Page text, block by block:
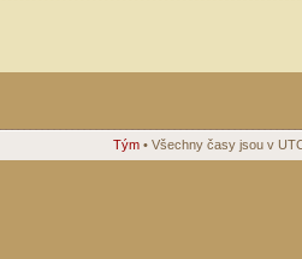
Tým • Všechny časy jsou v